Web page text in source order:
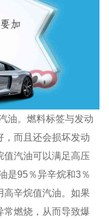
油。燃料标签与发动
，而且还会损坏发动
值汽油可以满足高压
是95％异辛烷和3％
高辛烷值汽油。如果
常燃烧，从而导致爆